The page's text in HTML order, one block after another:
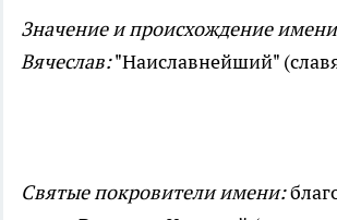
Значение и происхождение имени
Вячеслав:"Наиславнейший"
Святые покровители имени: